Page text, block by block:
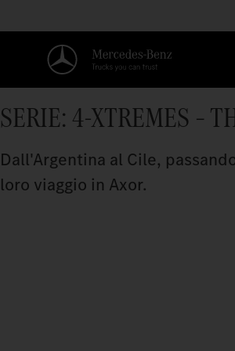
SERIE: 4-XTREMES –
Dall'Argentina al Cile,
loro viaggio in Axor.